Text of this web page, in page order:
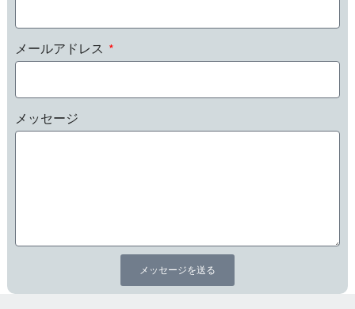
メールアドレス
メッセージ
メッセージを送る